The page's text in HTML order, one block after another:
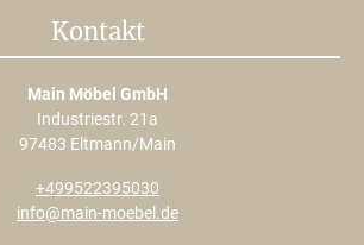
Kontakt
Main Möbel GmbH
Industriestr. 21a
97483 Eltmann/Main
+499522395030
info@main-moebel.de